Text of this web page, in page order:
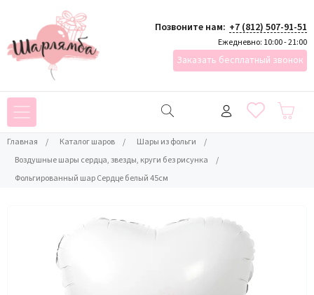
Позвоните нам: +7 (812) 507-91-51
Ежедневно: 10:00 - 21:00
Заказать бесплатный звонок
Главная / Каталог шаров / Шары из фольги
/
Воздушные шары сердца, звезды, круги без рисунка
/
Фольгированный шар Сердце белый 45см